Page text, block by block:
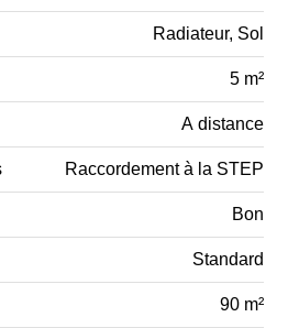
Radiateur, Sol
5 m²
A distance
Raccordement à la STEP
Bon
Standard
90 m²